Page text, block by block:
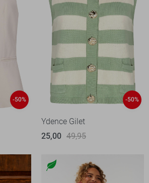
-50% -50%
Ydence Gilet
25,00 49,95